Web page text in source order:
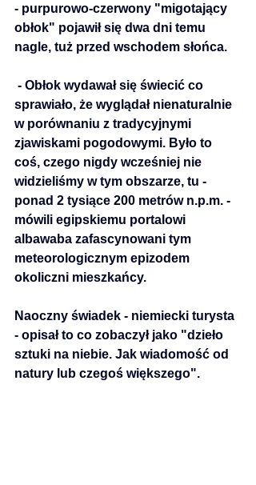
- purpurowo-czerwony "migotający
obłok" pojawił się dwa dni temu
nagle, tuż przed wschodem słońca.
sprawiało, że wyglądał nienaturalnie
w porównaniu z tradycyjnymi
zjawiskami pogodowymi. Było to
coś, czego nigdy wcześniej nie
widzieliśmy w tym obszarze, tu -
ponad 2 tysiące 200 metrów n.p.m. -
mówili egipskiemu portalowi
albawaba zafascynowani tym
meteorologicznym epizodem
okoliczni mieszkańcy.
Naoczny świadek - niemiecki turysta
- opisał to co zobaczył jako "dzieło
sztuki na niebie. Jak wiadomość od
natury lub czegoś większego".